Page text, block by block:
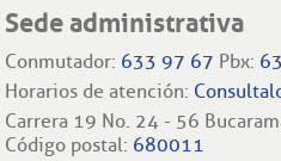
Sede administrativa
Conmutador: 633 97 67 Pbx:
Horarios de atención:
Carrera 19 No. 24 - 56
Código postal: 680011